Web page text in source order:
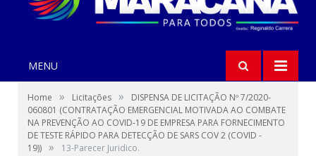
MENU
Home » Licitações »
DISPENSA DE LICITAÇÃO Nº 7/2020-
060801 (CONTRATAÇÃO EMERGENCIAL MOTIVADA AO COMBATE
NA PREVENÇÃO AO COVID-19 DE EMPRESA PARA FORNECIMENTO
DE TESTE RÁPIDO PARA DETECÇÃO DE SARS COV 2 (COVID -
19)) » 13-Parecer Juridico.